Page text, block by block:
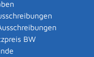
BW
beantragen oder
Regelungen zum
Ruhezeit beantragen